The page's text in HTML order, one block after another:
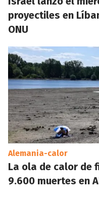
proyectiles en
ONU
Alemania-calor
La ola de calor de
9.600 muertes en